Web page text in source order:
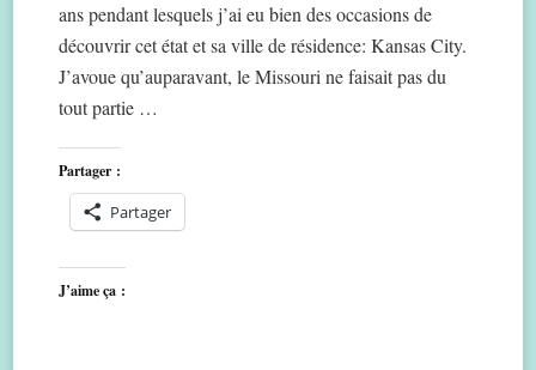
ans pendant lesquels j’ai eu bien des occasions de
découvrir cet état et sa ville de résidence: Kansas City.
J’avoue qu’auparavant, le Missouri ne faisait pas du
tout partie …
Partager :
Partager
J’aime ça :